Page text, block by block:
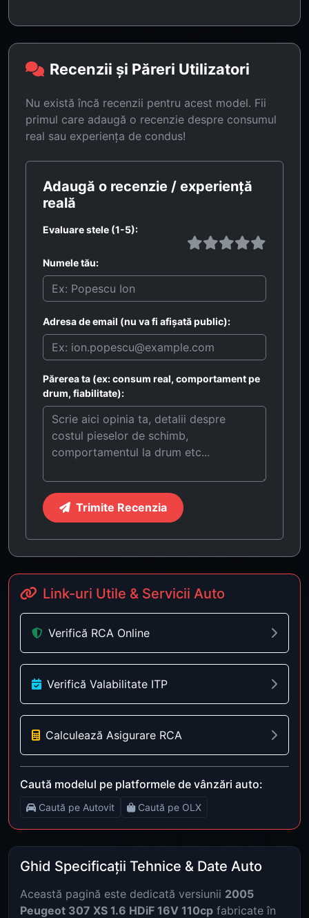
Recenzii și Păreri Utilizatori
Nu există încă recenzii pentru acest model. Fii
primul care adaugă o recenzie despre consumul
real sau experiența de condus!
Adaugă o recenzie / experiență
reală
Evaluare stele (1-5):
Numele tău:
Adresa de email (nu va fi afișată public):
Părerea ta (ex: consum real, comportament pe
drum, fiabilitate):
Trimite Recenzia
Link-uri Utile & Servicii Auto
Verifică RCA Online
Verifică Valabilitate ITP
Calculează Asigurare RCA
Caută modelul pe platformele de vânzări auto:
Caută pe Autovit Caută pe OLX
Ghid Specificații Tehnice & Date Auto
Această pagină este dedicată versiunii 2005
Peugeot 307 XS 1.6 HDiF 16V 110cp fabricate în